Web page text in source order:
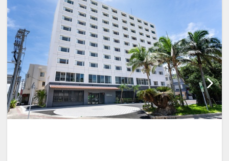
□ゆいレール赤嶺駅前から送迎サービス
有り
※送迎車のご利用は事前予約制となって
おりますので、ご希望のお客様は両ホテ
ルのフロント又はお電話で申し込み下さ
い。
（ご予約はご利用の30分前までにお願い
いたします。）
※前払いとなっております。
添い寝（未就学児）のお子様は寝具・ア
メニティが付いておりません。
別途朝食代を現地にてお支払い頂きま
す。
４～６歳：６５０円(税込) ３歳：４００
円(税込) ２歳以下代金不要